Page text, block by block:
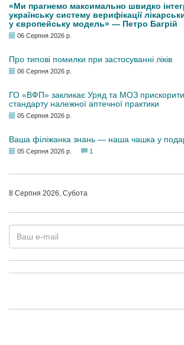
«Ми прагнемо максимально швидко
українську систему верифікації
у європейську модель» — Петро Багрій
06 Серпня 2026 р.
Про типові помилки при застосуванні ліків
06 Серпня 2026 р.
ГО «ВФП» закликає Уряд та МОЗ
стандарту належної аптечної практики
05 Серпня 2026 р.
Ваша філіжанка знань — наша чашка у
05 Серпня 2026 р. 1
8 Серпня 2026, Субота